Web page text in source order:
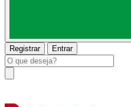
Registrar Entrar